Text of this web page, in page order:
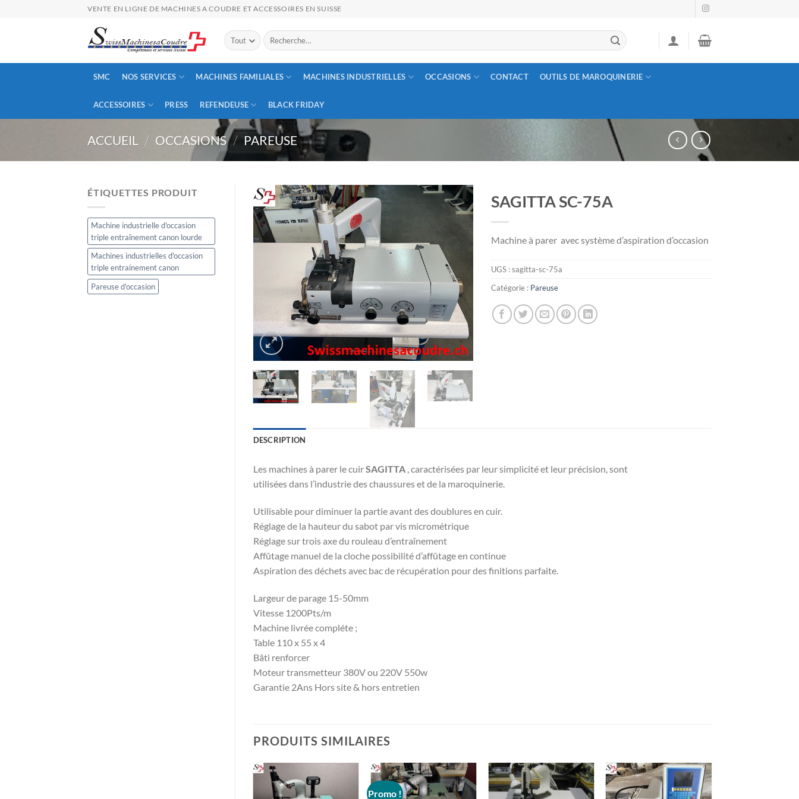
VENTE EN LIGNE DE MACHINES A COUDRE ET ACCESSOIRES EN SUISSE
Recherche
pour :
SMC NOS SERVICES MACHINES FAMILIALES MACHINES INDUSTRIELLES OCCASIONS CONTACT OUTILS DE MAROQUINERIE
ACCESSOIRES PRESS REFENDEUSE BLACK FRIDAY
ACCUEIL / OCCASIONS / PAREUSE
ÉTIQUETTES PRODUIT
Machine industrielle d'occasion
triple entraînement canon lourde
Machines industrielles d'occasion
triple entrainement canon
Pareuse d'occasion
SAGITTA SC-75A
Machine à parer avec système d’aspiration d’occasion
UGS :sagitta-sc-75a
Catégorie : Pareuse
DESCRIPTION
Les machines à parer le cuirSAGITTA, caractérisées par leur simplicité et leur précision, sont
utilisées dans l’industrie des chaussures et de la maroquinerie.
Utilisable pour diminuer la partie avant des doublures en cuir.
Réglage de la hauteur du sabot par vis micrométrique
Réglage sur trois axe du rouleau d’entraînement
Affûtage manuel de la cloche possibilité d’affûtage en continue
Aspiration des déchets avec bac de récupération pour des finitions parfaite.
Largeur de parage 15-50mm
Vitesse 1200Pts/m
Machine livrée compléte ;
Table 110 x 55 x 4
Bâti renforcer
Moteur transmetteur 380V ou 220V 550w
Garantie 2Ans Hors site & hors entretien
PRODUITS SIMILAIRES
Promo !